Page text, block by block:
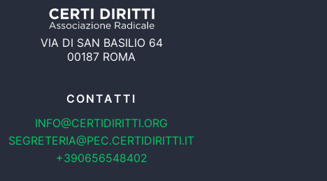
VIA DI SAN BASILIO 64
00187 ROMA
CONTATTI
INFO@CERTIDIRITTI.ORG
SEGRETERIA@PEC.CERTIDIRITTI.IT
+390656548402